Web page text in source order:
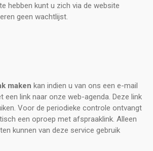
hebben kunt u zich via de website
geen wachtlijst.
maken kan indien u van ons een e-mail
een link naar onze web-agenda. Deze link
Voor de periodieke controle ontvangt
een oproep met afspraaklink. Alleen
kunnen van deze service gebruik